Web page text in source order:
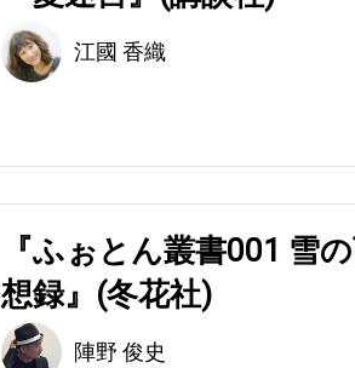
江國 香織
『ふぉとん叢書001 雪
想録』(冬花社)
陣野 俊史